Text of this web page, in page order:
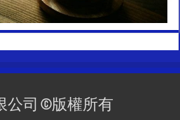
公司 ©版權所有